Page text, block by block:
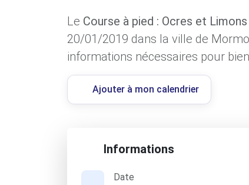
Le Course à pied : Ocres et
20/01/2019 dans la ville de
informations nécessaires pour
Ajouter à mon calendrier
Informations
Date